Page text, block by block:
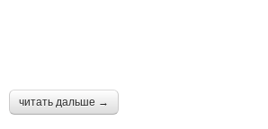
читать дальше →